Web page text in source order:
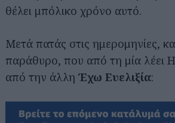
θέλει μπόλικο χρόνο αυτό.
Μετά πατάς στις ημερομηνίες,
παράθυρο, που από τη μία λέει
από την άλλη Έχω Ευελιξία: